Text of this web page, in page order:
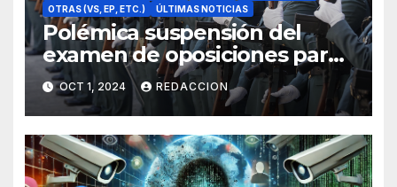
OTRAS (VS, EP, ETC.)
ÚLTIMAS NOTICIAS
Polémica suspensión del
examen de oposiciones para
ser Guardia Civil
OCT 1, 2024 REDACCION